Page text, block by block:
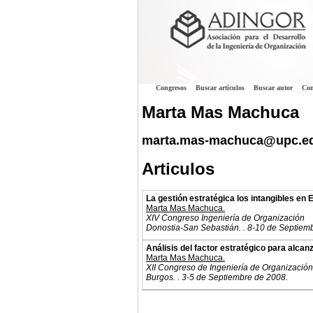
Congresos Buscar artículos Buscar autor
Marta Mas Machuca
marta.mas-
Articulos
La gestión estratégica los intangibles en
Marta Mas Machuca.
XIV Congreso Ingeniería de Organización
Donostia-San Sebastián. . 8-10 de
Análisis del factor estratégico para
Marta Mas Machuca.
XII Congreso de Ingeniería de Organización
Burgos. . 3-5 de Septiembre de 2008.